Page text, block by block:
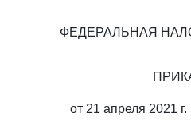
ФЕДЕРАЛЬНАЯ
от 21 апреля 2021